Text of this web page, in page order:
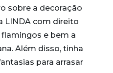
sobre a decoração
LINDA com direito
e bem a
Além disso, tinha
para arrasar